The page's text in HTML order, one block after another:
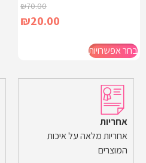
₪70.00
₪20.00
בחר אפשרויות
אחריות
אחריות מלאה על איכות
המוצרים